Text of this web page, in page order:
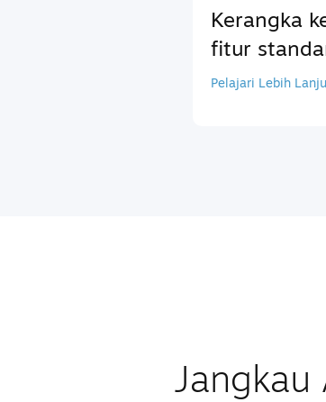
Kerangka
fitur
Pelajari Lebih
Jangkau